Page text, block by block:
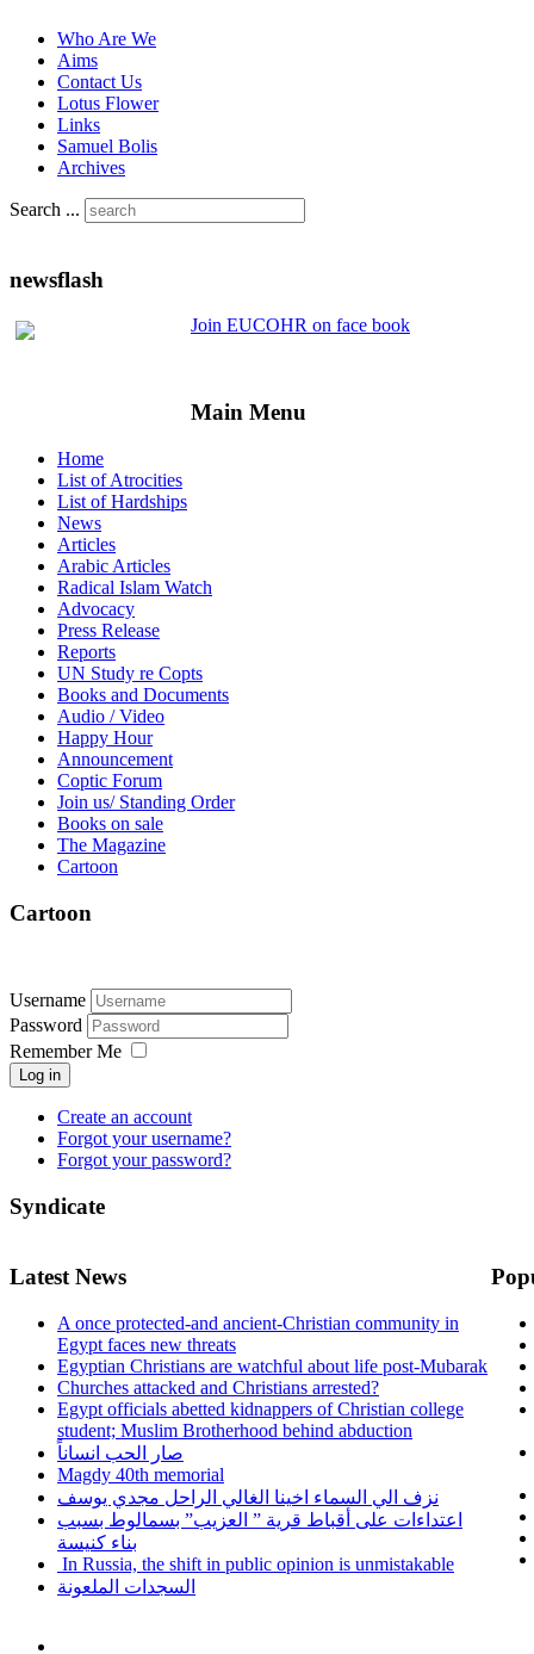
Who Are We
Aims
Contact Us
Lotus Flower
Links
Samuel Bolis
Archives
Search ...
newsflash
Join EUCOHR on face book
Main Menu
Home
List of Atrocities
List of Hardships
News
Articles
Arabic Articles
Radical Islam Watch
Advocacy
Press Release
Reports
UN Study re Copts
Books and Documents
Audio / Video
Happy Hour
Announcement
Coptic Forum
Join us/ Standing Order
Books on sale
The Magazine
Cartoon
Cartoon
Username
Password
Remember Me
Log in
Create an account
Forgot your username?
Forgot your password?
Syndicate
Latest News
A once protected-and ancient-Christian community in
Egypt faces new threats
Egyptian Christians are watchful about life post-Mubarak
Churches attacked and Christians arrested?
Egypt officials abetted kidnappers of Christian college
student; Muslim Brotherhood behind abduction
صار الحب انساناً
Magdy 40th memorial
نزف الي السماء اخينا الغالي الراحل مجدي يوسف
اعتداءات على أقباط قرية ” العزيب” بسمالوط بسبب
بناء كنيسة
In Russia, the shift in public opinion is unmistakable
السجدات الملعونة